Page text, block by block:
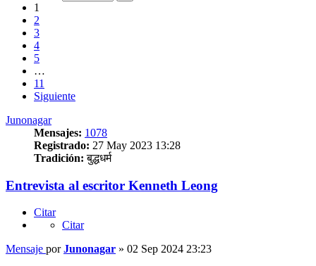
1
2
3
4
5
…
11
Siguiente
Junonagar
Mensajes: 1078
Registrado: 27 May 2023 13:28
Tradición: बुद्धधर्म
Entrevista al escritor Kenneth Leong
Citar
Citar
Mensaje porJunonagar » 02 Sep 2024 23:23